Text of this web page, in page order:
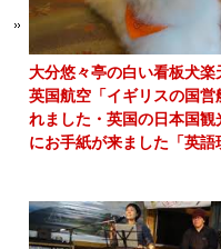
大分悠々亭の白い看板犬
英国航空「イギリスの国
れました・英国の日本国
にお手紙が来ました「英語